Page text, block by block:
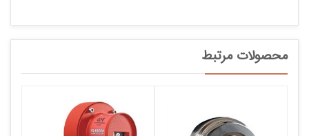
محصولات مرتبط